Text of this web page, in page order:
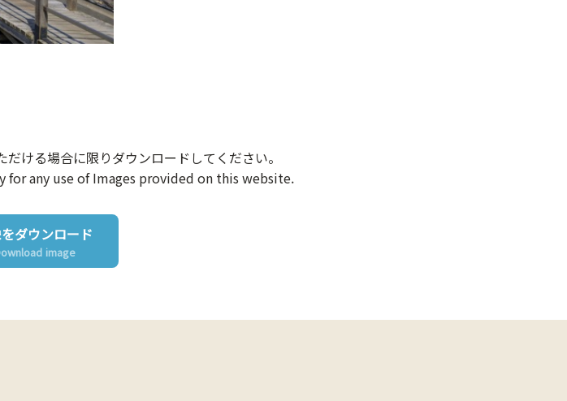
ける場合に限りダウンロードしてください。
any use of Images provided on this website.
ダウンロード
image